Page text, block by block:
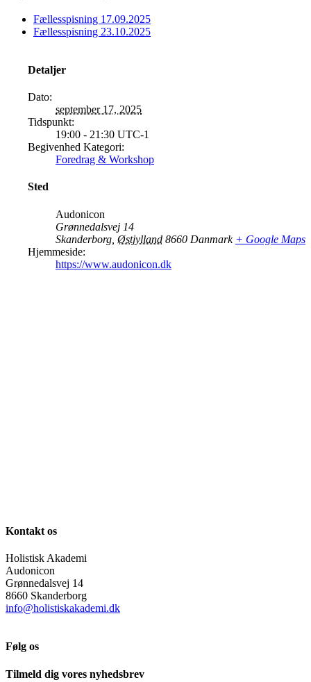
Fællesspisning 17.09.2025
Fællesspisning 23.10.2025
Detaljer
Dato:
september 17, 2025
Tidspunkt:
19:00 - 21:30 UTC-1
Begivenhed Kategori:
Foredrag & Workshop
Sted
Audonicon
Grønnedalsvej 14
Skanderborg Østjylland 8660 Danmark + Google Maps
Hjemmeside:
https://www.audonicon.dk
Kontakt os
Holistisk Akademi
Audonicon
Grønnedalsvej 14
8660 Skanderborg
info@holistiskakademi.dk
Følg os
Tilmeld dig vores nyhedsbrev